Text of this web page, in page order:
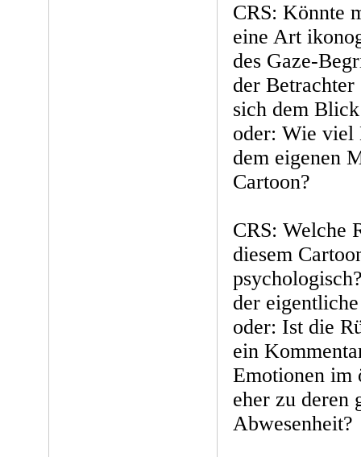
CRS: Könnte
eine Art
des Gaze-
der Betrachter
sich dem
oder: Wie viel
dem eigenen
Cartoon?
CRS: Welche
diesem
der
oder: Ist die
ein
Emotionen im
eher zu deren
Abwesenheit?